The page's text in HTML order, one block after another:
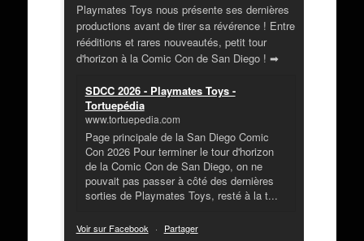
Playmates Toys nous présente ses dernières
productions avant de tirer sa révérence ! Entre
rééditions et rares nouveautés, petit tour
d'horizon à la Comic Con de San Diego ! ➡
SDCC 2026 - Playmates Toys -
Tortuepédia
www.tortuepedia.com
Page principale de la San Diego Comic
Con 2026 Pour terminer le tour d'horizon
de la Comic Con de San Diego, on ne
pouvait pas passer à côté des dernières
sorties de Playmates Toys, resté à la t...
Voir sur Facebook · Partager